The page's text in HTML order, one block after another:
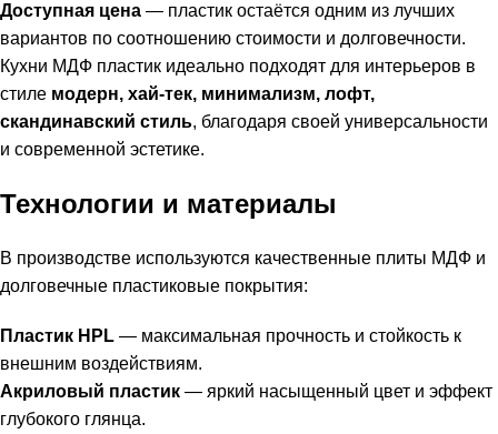
Доступная цена — пластик остаётся одним из лучших
вариантов по соотношению стоимости и долговечности.
Кухни МДФ пластик идеально подходят для интерьеров в
стиле модерн, хай-тек, минимализм, лофт,
скандинавский стиль, благодаря своей универсальности
и современной эстетике.
Технологии и материалы
В производстве используются качественные плиты МДФ и
долговечные пластиковые покрытия:
Пластик HPL — максимальная прочность и стойкость к
внешним воздействиям.
Акриловый пластик — яркий насыщенный цвет и эффект
глубокого глянца.